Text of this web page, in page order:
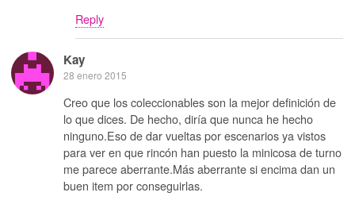
Reply
Kay
28 enero 2015
Creo que los coleccionables son la mejor definición de
lo que dices. De hecho, diría que nunca he hecho
ninguno.Eso de dar vueltas por escenarios ya vistos
para ver en que rincón han puesto la minicosa de turno
me parece aberrante.Más aberrante si encima dan un
buen item por conseguirlas.